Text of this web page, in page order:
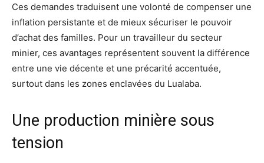
Ces demandes traduisent une volonté de compenser une
inflation persistante et de mieux sécuriser le pouvoir
d’achat des familles. Pour un travailleur du secteur
minier, ces avantages représentent souvent la différence
entre une vie décente et une précarité accentuée,
surtout dans les zones enclavées du Lualaba.
Une production minière sous
tension